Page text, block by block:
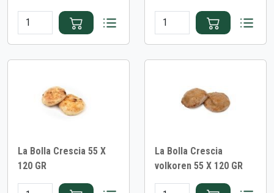
La Bolla Crescia 55 X
120 GR
La Bolla Crescia
volkoren 55 X 120 GR